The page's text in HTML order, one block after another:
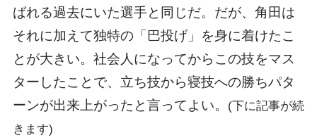
ばれる過去にいた選手と同じだ。だが、角田は
それに加えて独特の「巴投げ」を身に着けたこ
とが大きい。社会人になってからこの技をマス
ターしたことで、立ち技から寝技への勝ちパタ
ーンが出来上がったと言ってよい。
(下に記事が続
きます)